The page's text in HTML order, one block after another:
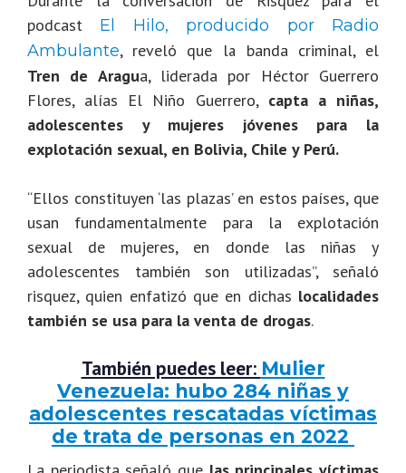
podcast El Hilo, producido por Radio
Ambulante, reveló que la banda criminal, el
Tren de Aragua, liderada por Héctor Guerrero
Flores, alías El Niño Guerrero, capta a niñas,
adolescentes y mujeres jóvenes para la
explotación sexual, en Bolivia, Chile y Perú.
“Ellos constituyen ‘las plazas’ en estos países, que
usan fundamentalmente para la explotación
sexual de mujeres, en donde las niñas y
adolescentes también son utilizadas”, señaló
risquez, quien enfatizó que en dichas localidades
también se usa para la venta de drogas.
También puedes leer: Mulier
Venezuela: hubo 284 niñas y
adolescentes rescatadas víctimas
de trata de personas en 2022